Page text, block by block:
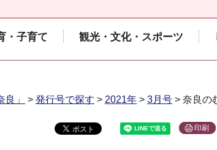
・子育て 観光・文化・スポーツ
」 > 発行号で探す > 2021年 > 3月号 > 奈良の
印刷